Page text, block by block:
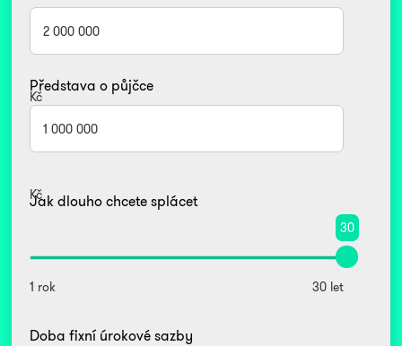
Kč
Představa o půjčce
Kč
Jak dlouho chcete splácet
30
1 rok 30 let
Doba fixní úrokové sazby